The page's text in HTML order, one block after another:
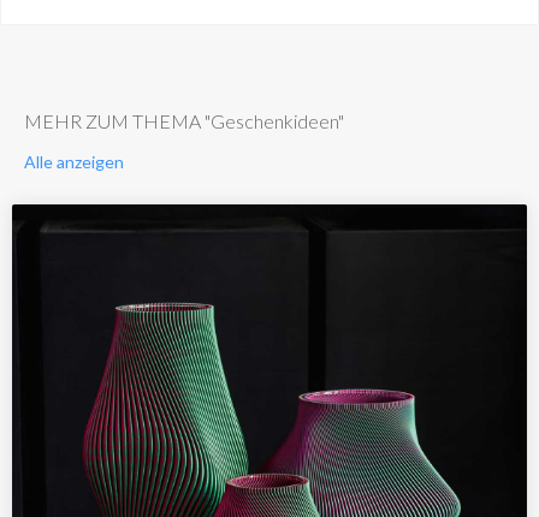
MEHR ZUM THEMA "Geschenkideen"
Alle anzeigen